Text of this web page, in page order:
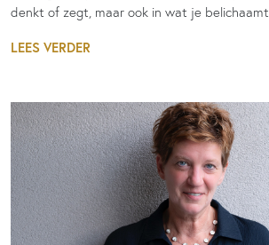
denkt of zegt, maar ook in wat je belichaamt.
LEES VERDER